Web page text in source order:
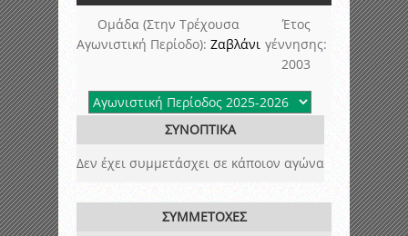
Ομάδα (Στην Τρέχουσα
Αγωνιστική Περίοδο): Ζαβλάνι
Έτος
γέννησης:
2003
ΣΥΝΟΠΤΙΚΑ
Δεν έχει συμμετάσχει σε κάποιον αγώνα
ΣΥΜΜΕΤΟΧΕΣ